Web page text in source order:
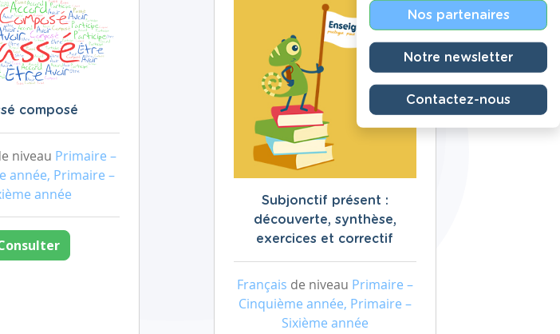
composé
niveau Primaire –
année, Primaire –
année
Subjonctif présent :
découverte, synthèse,
exercices et correctif
Français de niveau Primaire –
Cinquième année, Primaire –
Sixième année
Nos partenaires
Notre newsletter
Contactez-nous